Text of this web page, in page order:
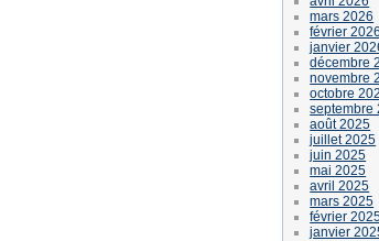
mars 2026
février 2026
janvier
décembre
novembre
octobre
septembre
août 2025
juillet 2025
juin 2025
mai 2025
avril 2025
mars 2025
février
janvier